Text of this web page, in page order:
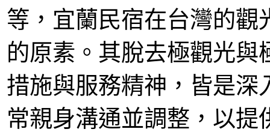
等，宜蘭民宿在台灣的觀
的原素。其脫去極觀光
措施與服務精神，皆是深
常親身溝通並調整，以